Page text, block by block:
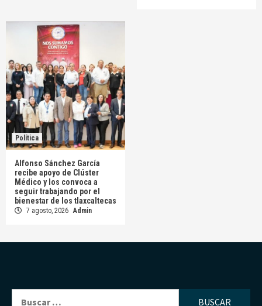
Política
Alfonso Sánchez García
recibe apoyo de Clúster
Médico y los convoca a
seguir trabajando por el
bienestar de los tlaxcaltecas
7 agosto, 2026 Admin